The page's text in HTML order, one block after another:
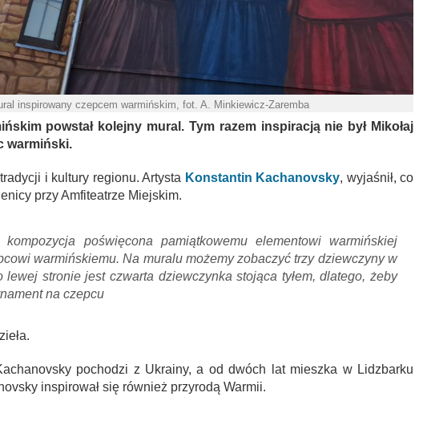
inspirowany czepcem warmińskim, fot. A. Minkiewicz-Zaremba
powstał kolejny mural. Tym razem inspiracją nie był Mikołaj
warmiński.
i kultury regionu. Artysta Konstantin Kachanovsky, wyjaśnił, co
przy Amfiteatrze Miejskim.
kompozycja poświęcona pamiątkowemu elementowi warmińskiej
warmińskiemu. Na muralu możemy zobaczyć trzy dziewczyny w
lewej stronie jest czwarta dziewczynka stojąca tyłem, dlatego, żeby
na czepcu
pochodzi z Ukrainy, a od dwóch lat mieszka w Lidzbarku
inspirował się również przyrodą Warmii.